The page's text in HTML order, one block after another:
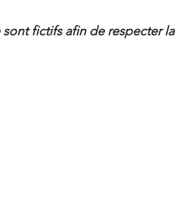
fictifs afin de respecter